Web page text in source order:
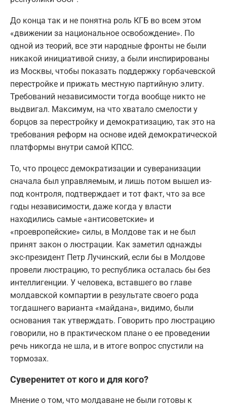
До конца так и не понятна роль КГБ во всем этом
«движении за национальное освобождение». По
одной из теорий, все эти народные фронты не были
никакой инициативой снизу, а были инспирированы
из Москвы, чтобы показать поддержку горбачевской
перестройке и прижать местную партийную элиту.
Требований независимости тогда вообще никто не
выдвигал. Максимум, на что хватало смелости у
борцов за перестройку и демократизацию, так это на
требования реформ на основе идей демократической
платформы внутри самой КПСС.
То, что процесс демократизации и суверанизации
сначала был управляемым, и лишь потом вышел из-
под контроля, подтверждает и тот факт, что за все
годы независимости, даже когда у власти
находились самые «антисоветские» и
«проевропейские» силы, в Молдове так и не был
принят закон о люстрации. Как заметил однажды
экс-президент Петр Лучинский, если бы в Молдове
провели люстрацию, то республика осталась бы без
интеллигенции. У человека, вставшего во главе
молдавской компартии в результате своего рода
тогдашнего варианта «майдана», видимо, были
основания так утверждать. Говорить про люстрацию
говорили, но в практическом плане о ее проведении
речь никогда не шла, и в итоге вопрос спустили на
тормозах.
Суверенитет от кого и для кого?
Мнение о том, что молдаване не были готовы к